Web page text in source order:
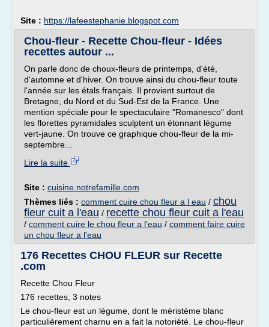
Site : https://lafeestephanie.blogspot.com
Chou-fleur - Recette Chou-fleur - Idées
recettes autour ...
On parle donc de choux-fleurs de printemps, d'été,
d'automne et d'hiver. On trouve ainsi du chou-fleur toute
l'année sur les étals français. Il provient surtout de
Bretagne, du Nord et du Sud-Est de la France. Une
mention spéciale pour le spectaculaire "Romanesco" dont
les florettes pyramidales sculptent un étonnant légume
vert-jaune. On trouve ce graphique chou-fleur de la mi-
septembre...
Lire la suite
Site : cuisine.notrefamille.com
Thèmes liés : comment cuire chou fleur a l eau / chou
fleur cuit a l'eau / recette chou fleur cuit a l'eau
/ comment cuire le chou fleur a l'eau / comment faire cuire
un chou fleur a l'eau
176 Recettes CHOU FLEUR sur Recette
.com
Recette Chou Fleur
176 recettes, 3 notes
Le chou-fleur est un légume, dont le méristème blanc
particulièrement charnu en a fait la notoriété. Le chou-fleur